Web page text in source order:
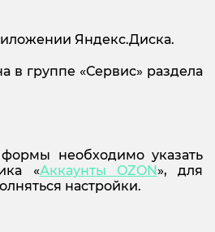
Яндекс.Диска.
в группе «Сервис» раздела
необходимо указать
«Аккаунты OZON», для
настройки.